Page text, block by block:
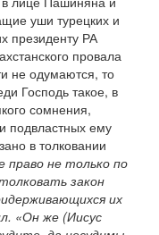
уши турецких и
президенту РА
провала
не одумаются, то
Господь такое, в
сомнения,
подвластных ему
в толковании
право не только по
закон
их
«Он же (Иисус